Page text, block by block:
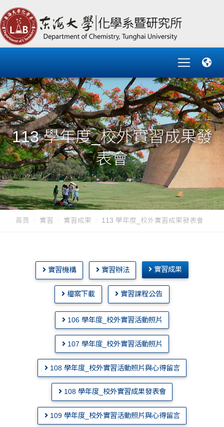
113 學年度_校外實習成果發
表會
首頁 實習 實習成果 113 學年度_校外實習成果發表會
實習機構 實習辦法 實習成果
檔案下載 實習課程公告
106 學年度_校外實習活動照片
107 學年度_校外實習活動照片
108 學年度_校外實習活動照片與心得留言
108 學年度_校外實習成果發表會
109 學年度_校外實習活動照片與心得留言